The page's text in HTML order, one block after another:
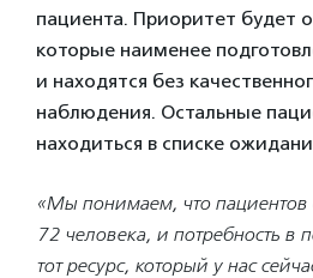
пациента. Приоритет будет
которые наименее
и находятся без
наблюдения. Остальные
находиться в списке
«Мы понимаем, что
72 человека, и потребность
тот ресурс, который у нас